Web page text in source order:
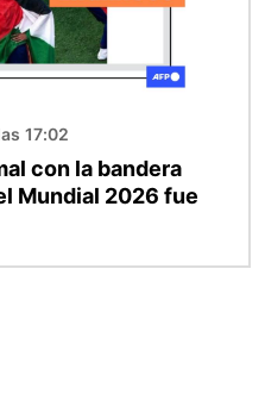
17:02
con la bandera
Mundial 2026 fue